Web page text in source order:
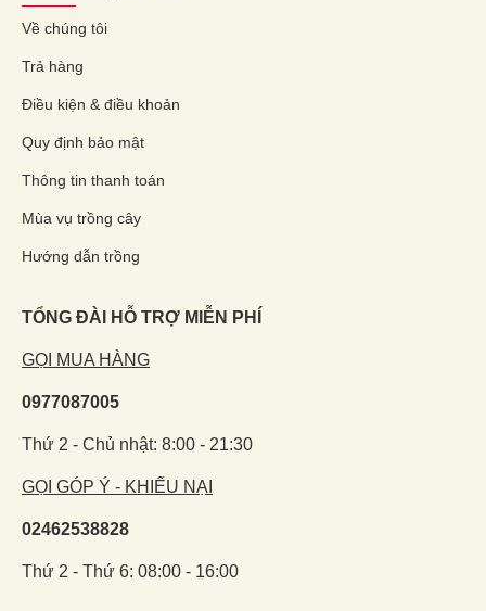
Về chúng tôi
Trả hàng
Điều kiện & điều khoản
Quy định bảo mật
Thông tin thanh toán
Mùa vụ trồng cây
Hướng dẫn trồng
TỔNG ĐÀI HỖ TRỢ MIỄN PHÍ
GỌI MUA HÀNG
0977087005
Thứ 2 - Chủ nhật: 8:00 - 21:30
GỌI GÓP Ý - KHIẾU NẠI
02462538828
Thứ 2 - Thứ 6: 08:00 - 16:00